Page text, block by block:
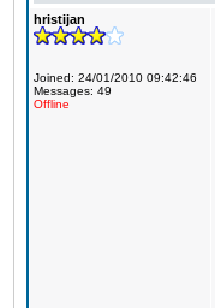
hristijan
Joined: 24/01/2010 09:42:46
Messages: 49
Offline